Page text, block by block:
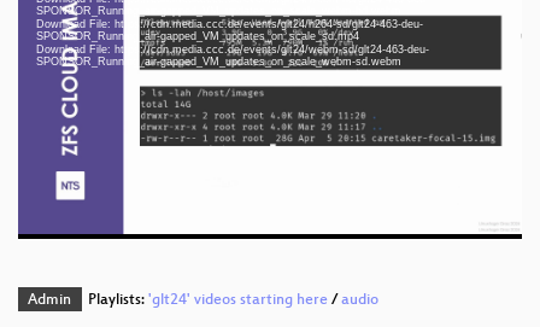
SPONSOR_Running_air-gapped_VM_updates_on_scale_webm-hd.webm
Download File: https://cdn.media.ccc.de/events/glt24/h264-sd/glt24-463-deu-
SPONSOR_Running_air-gapped_VM_updates_on_scale_sd.mp4
Download File: https://cdn.media.ccc.de/events/glt24/webm-sd/glt24-463-deu-
SPONSOR_Running_air-gapped_VM_updates_on_scale_webm-sd.webmdeu 1080p (mp4)
deu 576p (mp4)
Admin Playlists: 'glt24' videos starting here/ audio